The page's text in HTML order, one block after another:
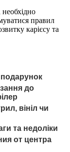
правил
карієсу та
до
вініл чи
та недоліки
от центра